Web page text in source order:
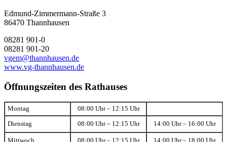
Edmund-Zimmermann-Straße 3
86470 Thannhausen
08281 901-0
08281 901-20
vgem@thannhausen.de
www.vg-thannhausen.de
Öffnungszeiten des Rathauses
Montag 08:00 Uhr – 12:15 Uhr
Dienstag 08:00 Uhr – 12:15 Uhr 14:00 Uhr – 16:00 Uhr